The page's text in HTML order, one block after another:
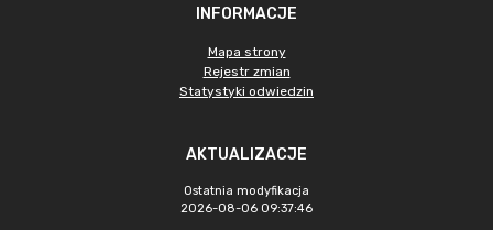
INFORMACJE
Mapa strony
Rejestr zmian
Statystyki odwiedzin
AKTUALIZACJE
Ostatnia modyfikacja
2026-08-06 09:37:46